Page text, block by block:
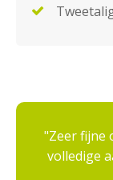
Zeer fijne
volledige